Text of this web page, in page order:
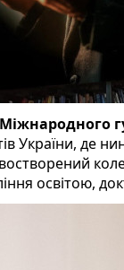
Міжнародного
України, де
освітою,